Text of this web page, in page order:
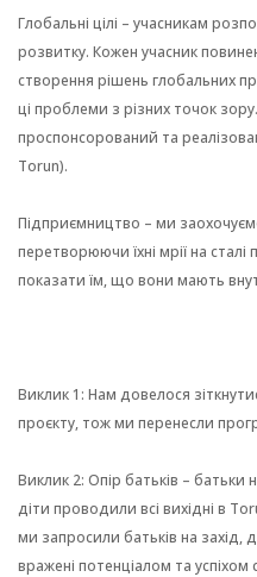
Глобальні цілі – учасникам
розвитку. Кожен учасник
створення рішень глобальних
ці проблеми з різних точок
проспонсорований та
Torun).
Підприємництво – ми
перетворюючи їхні мрії на
показати їм, що вони мають
Виклик 1: Нам довелося
проєкту, тож ми перенесли
Виклик 2: Опір батьків – батьки
діти проводили всі вихідні в
ми запросили батьків на захід,
вражені потенціалом та успіхом